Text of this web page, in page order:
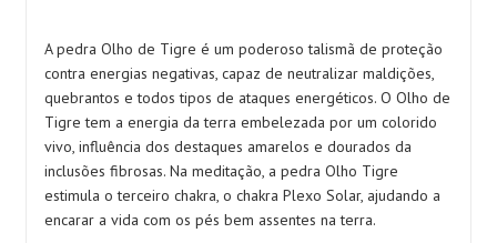
A pedra Olho de Tigre é um poderoso talismã de proteção
contra energias negativas, capaz de neutralizar maldições,
quebrantos e todos tipos de ataques energéticos. O Olho de
Tigre tem a energia da terra embelezada por um colorido
vivo, influência dos destaques amarelos e dourados da
inclusões fibrosas. Na meditação, a pedra Olho Tigre
estimula o terceiro chakra, o chakra Plexo Solar, ajudando a
encarar a vida com os pés bem assentes na terra.